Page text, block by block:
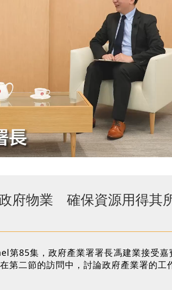
府物業 確保資源用得其
第85集，政府產業署署長馮建業接受
第二節的訪問中，討論政府產業署的